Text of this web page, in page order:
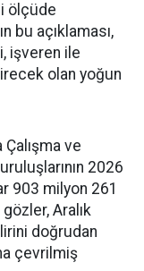
ölçüde
bu açıklaması,
işveren ile
olan yoğun
Çalışma ve
2026
903 milyon 261
Aralık
doğrudan
çevrilmiş